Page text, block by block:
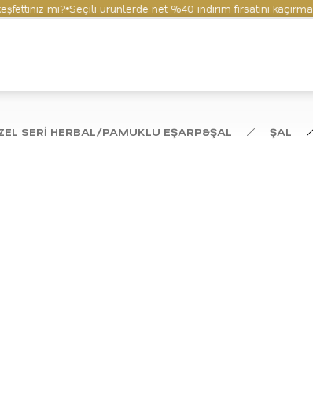
mi? Seçili ürünlerde net %40 indirim fırsatını kaçırma.
SERİ HERBAL/PAMUKLU EŞARP&ŞAL ŞAL